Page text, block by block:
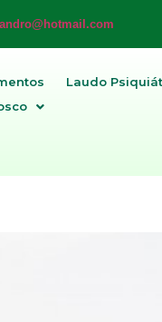
Laudo